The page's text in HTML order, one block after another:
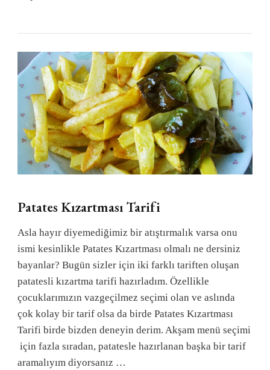
Patates Kızartması Tarifi
Asla hayır diyemediğimiz bir atıştırmalık varsa onu
ismi kesinlikle Patates Kızartması olmalı ne dersiniz
bayanlar? Bugün sizler için iki farklı tariften oluşan
patatesli kızartma tarifi hazırladım. Özellikle
çocuklarımızın vazgeçilmez seçimi olan ve aslında
çok kolay bir tarif olsa da birde Patates Kızartması
Tarifi birde bizden deneyin derim. Akşam menü seçimi
için fazla sıradan, patatesle hazırlanan başka bir tarif
aramalıyım diyorsanız …